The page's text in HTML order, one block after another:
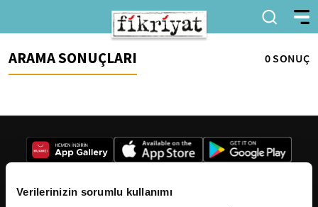
Verilerinizin sorumlu kullanımı
ARAMA SONUÇLARI 0 SONUÇ